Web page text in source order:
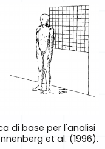
di base per l'analisi
et al. (1996).